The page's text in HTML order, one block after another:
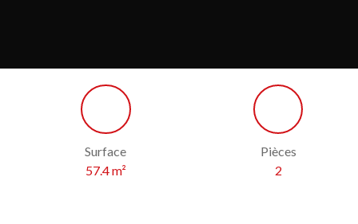
Surface
57.4m²
Pièces
2